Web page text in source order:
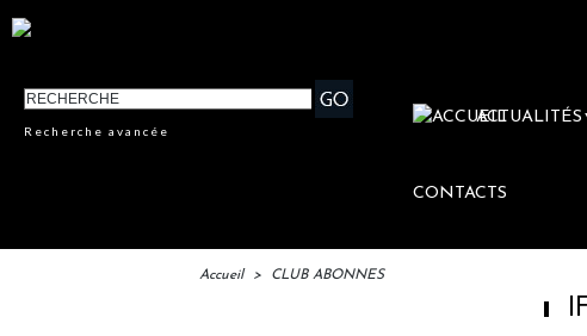
Recherche avancée
ACTUALITÉS
CONTACTS
Accueil > CLUB ABONNES
IFTM :